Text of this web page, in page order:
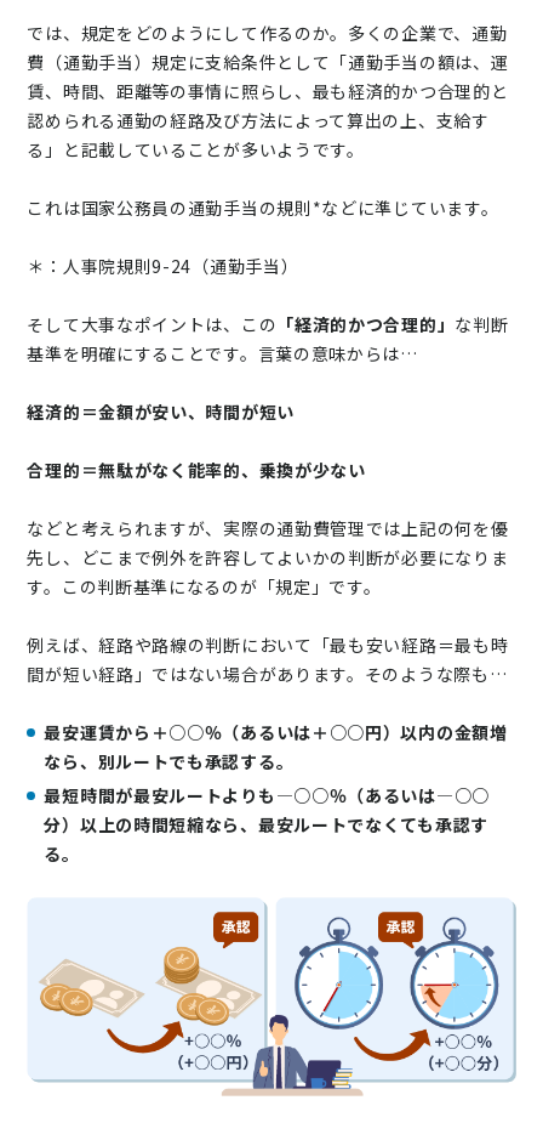
では、規定をどのようにして作るのか。多くの企業で、通勤
費（通勤手当）規定に支給条件として「通勤手当の額は、運
賃、時間、距離等の事情に照らし、最も経済的かつ合理的と
認められる通勤の経路及び方法によって算出の上、支給す
る」と記載していることが多いようです。
これは国家公務員の通勤手当の規則*などに準じています。
＊：人事院規則9-24（通勤手当）
そして大事なポイントは、この 「経済的かつ合理的」 な判断
基準を明確にすることです。言葉の意味からは…
経済的＝金額が安い、時間が短い
合理的＝無駄がなく能率的、乗換が少ない
などと考えられますが、実際の通勤費管理では上記の何を優
先し、どこまで例外を許容してよいかの判断が必要になりま
す。この判断基準になるのが「規定」です。
例えば、経路や路線の判断において「最も安い経路＝最も時
間が短い経路」ではない場合があります。そのような際も…
最安運賃から＋○○％（あるいは＋○○円）以内の金額増
なら、別ルートでも承認する。
最短時間が最安ルートよりも―○○％（あるいは―○○
分）以上の時間短縮なら、最安ルートでなくても承認す
る。